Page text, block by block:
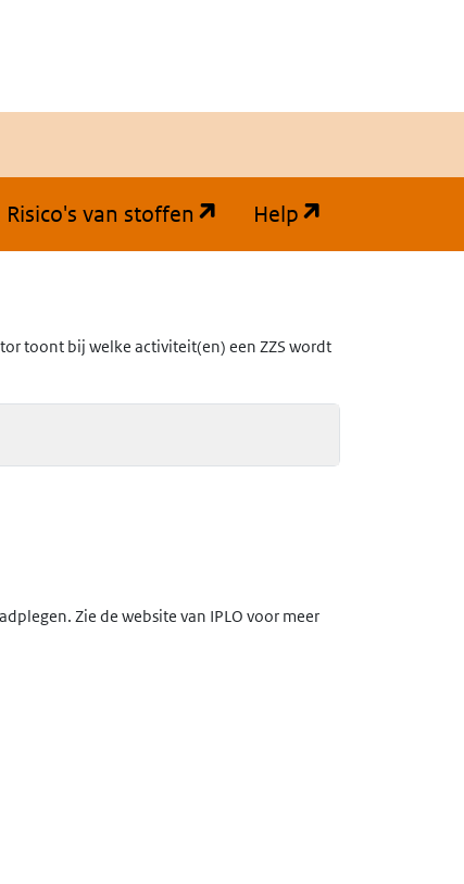
Risico's van stoffen (opent in een nieuw
Help
toont bij welke activiteit(en) een ZZS wordt
Zie de website van IPLO voor meer